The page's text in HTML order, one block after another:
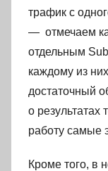
трафик с
— отмечаем
отдельным
каждому из
достаточный
о результатах
работу самые
Кроме того, в